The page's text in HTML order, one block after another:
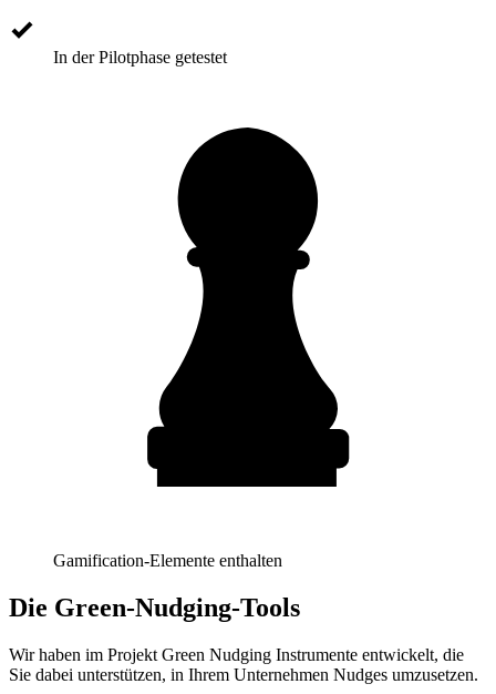
In der Pilotphase getestet
Gamification-Elemente enthalten
Die Green-Nudging-Tools
Wir haben im Projekt Green Nudging Instrumente entwickelt, die
Sie dabei unterstützen, in Ihrem Unternehmen Nudges umzusetzen.